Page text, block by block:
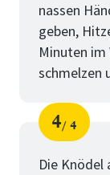
nassen
geben,
Minuten im
schmelzen
Schritt
4
von
4
Die Knödel